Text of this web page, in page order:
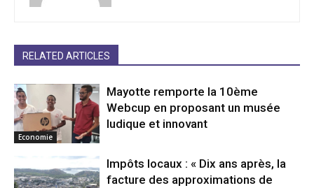
RELATED ARTICLES
Economie
Mayotte remporte la 10ème
Webcup en proposant un musée
ludique et innovant
Impôts locaux : « Dix ans après, la
facture des approximations de